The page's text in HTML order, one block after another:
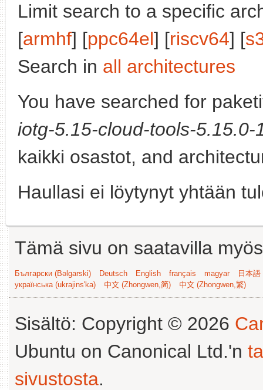
Limit search to a specific
[armhf] [ppc64el] [riscv64] [
Search in all architectures
You have searched for
iotg-5.15-cloud-tools-5.15.0-
kaikki osastot, and
Haullasi ei löytynyt yhtään
Tämä sivu on saatavilla
Български (Bəlgarski) Deutsch English français magyar
日本
українська (ukrajins'ka)
中文 (Zhongwen,简) 中文 (Zhongwen,繁)
Sisältö: Copyright © 2026
Ubuntu on Canonical Ltd.'n
sivustosta.